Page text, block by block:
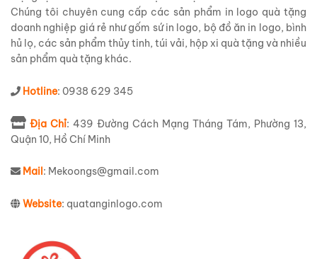
Chúng tôi chuyên cung cấp các sản phẩm in logo quà tặng
doanh nghiệp giá rẻ như gốm sứ in logo, bộ đồ ăn in logo, bình
hủ lọ, các sản phẩm thủy tinh, túi vải, hộp xi quà tặng và nhiều
sản phẩm quà tặng khác.
Hotline: 0938 629 345
Địa Chỉ: 439 Đường Cách Mạng Tháng Tám, Phường 13,
Quận 10, Hồ Chí Minh
Mail : Mekoongs@gmail.com
Website: quatanginlogo.com